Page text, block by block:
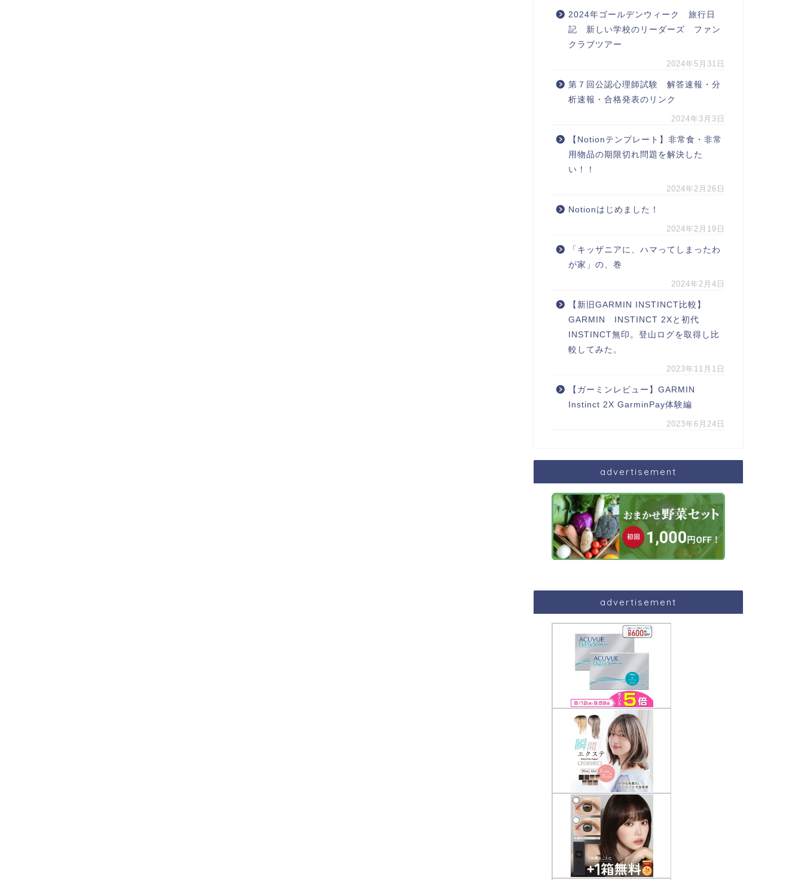
2024年ゴールデンウィーク 旅行日
記 新しい学校のリーダーズ ファン
クラブツアー
2024年5月31日
第７回公認心理師試験 解答速報・分
析速報・合格発表のリンク
2024年3月3日
【Notionテンプレート】非常食・非常
用物品の期限切れ問題を解決した
い！！
2024年2月26日
Notionはじめました！
2024年2月19日
「キッザニアに、ハマってしまったわ
が家」の、巻
2024年2月4日
【新旧GARMIN INSTINCT比較】
GARMIN INSTINCT 2Xと初代
INSTINCT無印。登山ログを取得し比
較してみた。
2023年11月1日
【ガーミンレビュー】GARMIN
Instinct 2X GarminPay体験編
2023年6月24日
advertisement
advertisement